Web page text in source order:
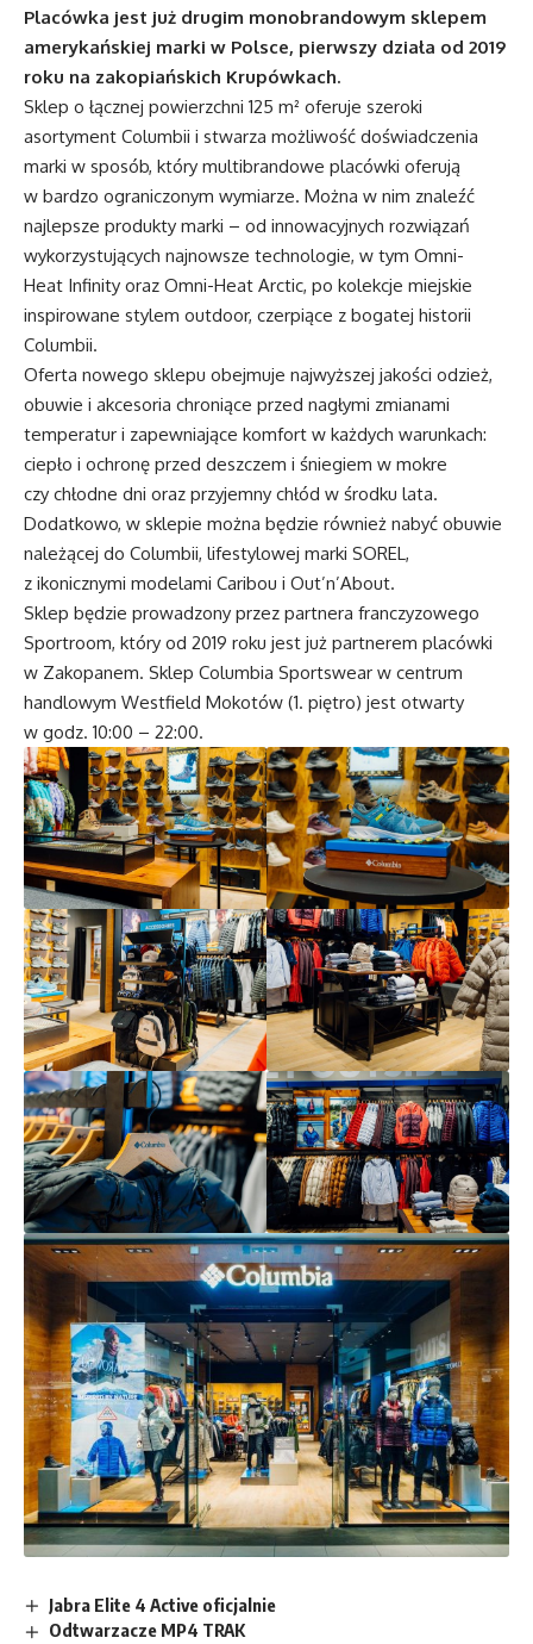
Placówka jest już drugim monobrandowym sklepem
amerykańskiej marki w Polsce, pierwszy działa od 2019
roku na zakopiańskich Krupówkach.
Sklep o łącznej powierzchni 125 m² oferuje szeroki
asortyment Columbii i stwarza możliwość doświadczenia
marki w sposób, który multibrandowe placówki oferują
w bardzo ograniczonym wymiarze. Można w nim znaleźć
najlepsze produkty marki – od innowacyjnych rozwiązań
wykorzystujących najnowsze technologie, w tym Omni-
Heat Infinity oraz Omni-Heat Arctic, po kolekcje miejskie
inspirowane stylem outdoor, czerpiące z bogatej historii
Columbii.
Oferta nowego sklepu obejmuje najwyższej jakości odzież,
obuwie i akcesoria chroniące przed nagłymi zmianami
temperatur i zapewniające komfort w każdych warunkach:
ciepło i ochronę przed deszczem i śniegiem w mokre
czy chłodne dni oraz przyjemny chłód w środku lata.
Dodatkowo, w sklepie można będzie również nabyć obuwie
należącej do Columbii, lifestylowej marki SOREL,
z ikonicznymi modelami Caribou i Out’n’About.
Sklep będzie prowadzony przez partnera franczyzowego
Sportroom, który od 2019 roku jest już partnerem placówki
w Zakopanem. Sklep Columbia Sportswear w centrum
handlowym Westfield Mokotów (1. piętro) jest otwarty
w godz. 10:00 – 22:00.
Jabra Elite 4 Active oficjalnie
Odtwarzacze MP4 TRAK